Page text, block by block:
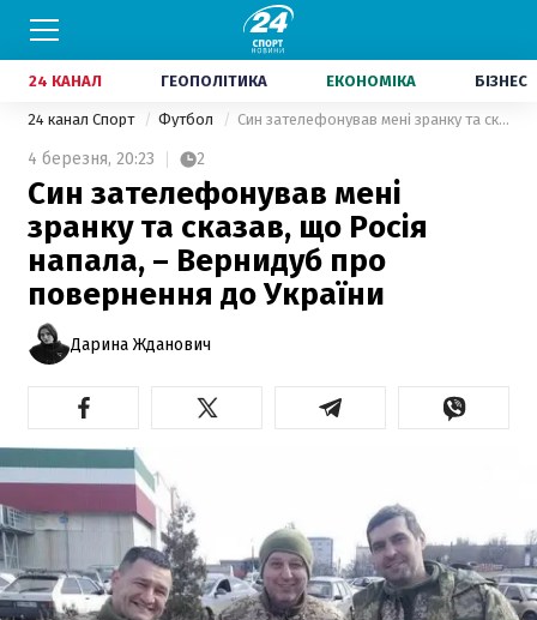
24 КАНАЛ ГЕОПОЛІТИКА ЕКОНОМІКА БІЗНЕС
24 канал Спорт Футбол Син зателефонував мені зранку та сказав, що Росія напала, – Вернидуб про повернення до України
4 березня, 20:23 2
Син зателефонував мені
зранку та сказав, що Росія
напала, – Вернидуб про
повернення до України
Дарина Жданович